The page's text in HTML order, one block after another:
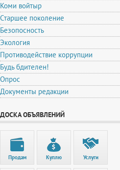
Коми войтыр
Старшее поколение
Безопосность
Экология
Противодействие коррупции
Будь бдителен!
Опрос
Документы редакции
ДОСКА ОБЪЯВЛЕНИЙ
Продам Куплю Услуги